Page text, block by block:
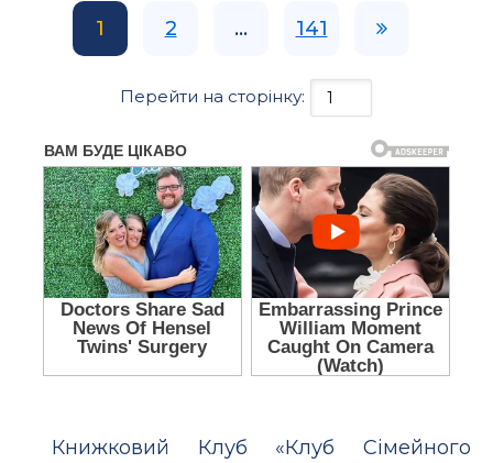
1 2 ... 141
Перейти на сторінку:
Книжковий Клуб «Клуб Сімейного